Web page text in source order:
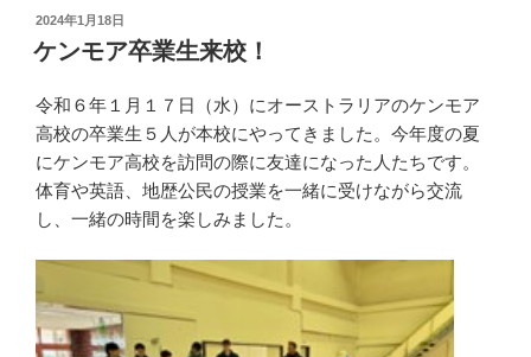
投
稿
日:
2024年1月18日
ケンモア卒業生来校！
令和６年１月１７日（水）にオーストラリアのケンモア
高校の卒業生５人が本校にやってきました。今年度の夏
にケンモア高校を訪問の際に友達になった人たちです。
体育や英語、地歴公民の授業を一緒に受けながら交流
し、一緒の時間を楽しみました。